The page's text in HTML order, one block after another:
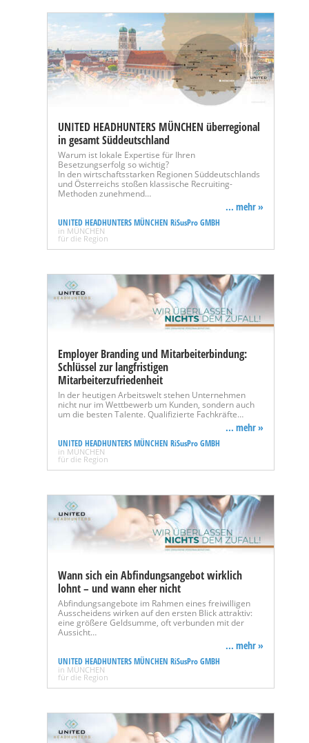
UNITED HEADHUNTERS MÜNCHEN überregional
in gesamt Süddeutschland
Warum ist lokale Expertise für Ihren
Besetzungserfolg so wichtig?
In den wirtschaftsstarken Regionen Süddeutschlands
und Österreichs stoßen klassische Recruiting-
Methoden zunehmend…
... mehr »
UNITED HEADHUNTERS MÜNCHEN RiSusPro GMBH
in MÜNCHEN
für die Region
Employer Branding und Mitarbeiterbindung:
Schlüssel zur langfristigen
Mitarbeiterzufriedenheit
In der heutigen Arbeitswelt stehen Unternehmen
nicht nur im Wettbewerb um Kunden, sondern auch
um die besten Talente. Qualifizierte Fachkräfte…
... mehr »
UNITED HEADHUNTERS MÜNCHEN RiSusPro GMBH
in MÜNCHEN
für die Region
Wann sich ein Abfindungsangebot wirklich
lohnt – und wann eher nicht
Abfindungsangebote im Rahmen eines freiwilligen
Ausscheidens wirken auf den ersten Blick attraktiv:
eine größere Geldsumme, oft verbunden mit der
Aussicht…
... mehr »
UNITED HEADHUNTERS MÜNCHEN RiSusPro GMBH
in MÜNCHEN
für die Region